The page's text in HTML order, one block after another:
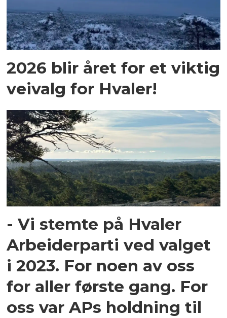
2026 blir året for et viktig
veivalg for Hvaler!
- Vi stemte på Hvaler
Arbeiderparti ved valget
i 2023. For noen av oss
for aller første gang. For
oss var APs holdning til